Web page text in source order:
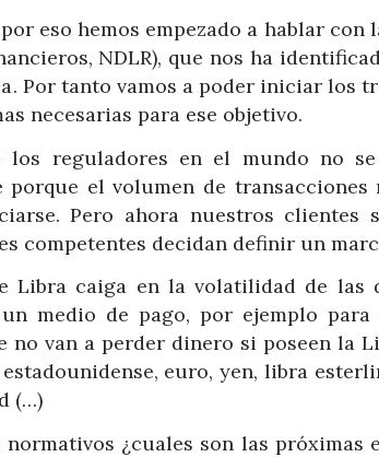
eso hemos empezado a hablar
NDLR), que nos ha
Por tanto vamos a poder iniciar los
necesarias para ese objetivo.
los reguladores en el mundo no
porque el volumen de
Pero ahora nuestros clientes
competentes decidan definir un
Libra caiga en la volatilidad de las
medio de pago, por ejemplo para
van a perder dinero si poseen la
euro, yen, libra
(…)
normativos ¿cuales son las próximas